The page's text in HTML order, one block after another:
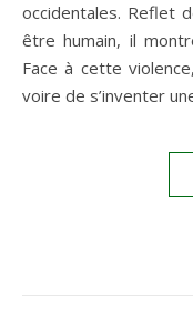
occidentales. Reflet
être humain, il
Face à cette
voire de s’inventer